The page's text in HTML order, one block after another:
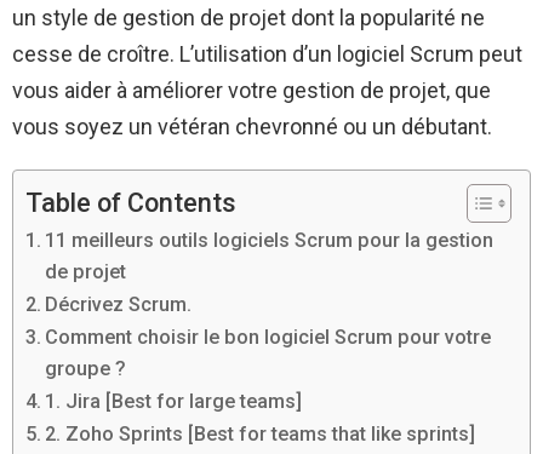
un style de gestion de projet dont la popularité ne
cesse de croître. L’utilisation d’un logiciel Scrum peut
vous aider à améliorer votre gestion de projet, que
vous soyez un vétéran chevronné ou un débutant.
Table of Contents
11 meilleurs outils logiciels Scrum pour la gestion
de projet
Décrivez Scrum.
Comment choisir le bon logiciel Scrum pour votre
groupe ?
1. Jira [Best for large teams]
2. Zoho Sprints [Best for teams that like sprints]